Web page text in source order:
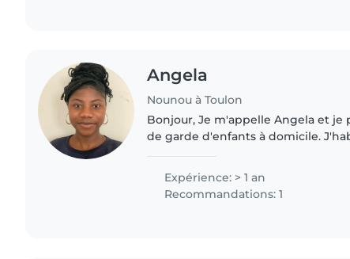
Angela
Nounou à Toulon
Bonjour, Je m'appelle Angela et je propose des services
de garde d'enfants à domicile.
Expérience: > 1 an
Recommandations: 1